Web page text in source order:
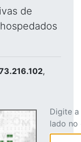
de
,
Digite
lado no